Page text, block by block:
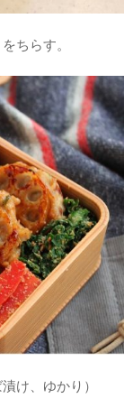
ちらす。
け、ゆかり）